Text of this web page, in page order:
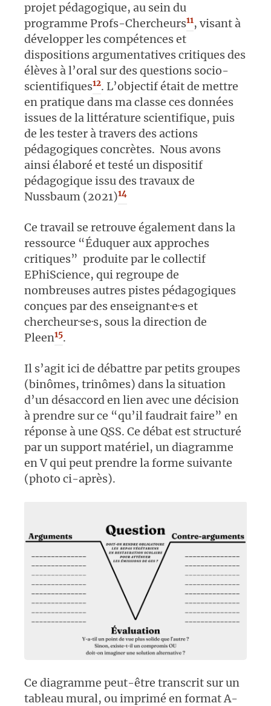
projet pédagogique, au sein du
programme Profs-Chercheurs11, visant à
développer les compétences et
dispositions argumentatives critiques des
élèves à l’oral sur des questions socio-
scientifiques12. L’objectif était de mettre
en pratique dans ma classe ces données
issues de la littérature scientifique, puis
de les tester à travers des actions
pédagogiques concrètes. Nous avons
ainsi élaboré et testé un dispositif
pédagogique issu des travaux de
Nussbaum (2021)14
Ce travail se retrouve également dans la
ressource “Éduquer aux approches
critiques” produite par le collectif
EPhiScience, qui regroupe de
nombreuses autres pistes pédagogiques
conçues par des enseignant·e·s et
chercheur·se·s, sous la direction de
Pleen15.
Il s’agit ici de débattre par petits groupes
(binômes, trinômes) dans la situation
d’undésaccord en lien avec une décision
à prendre sur ce “qu’il faudrait faire” en
réponse à une QSS. Ce débat est structuré
par un support matériel, un diagramme
en V qui peut prendre la forme suivante
(photo ci-après).
Ce diagramme peut-être transcrit sur un
tableau mural, ou imprimé en format A-